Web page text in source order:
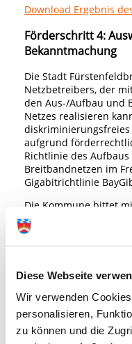
Diese Webseite
Wir verwenden
personalisieren,
zu können und die
Download Ergebnis
Förderschritt 4:
Bekanntmachung
Die Stadt
Netzbetreibers, der
den Aus-/Aufbau und
Netzes realisieren
diskriminierungsfreies
aufgrund
Richtlinie des
Breitbandnetzen im
Gigabitrichtlinie
Die Kommune bittet
Bekanntmachung
Angebote
spätestens
einzureichen.
19.01.2023 – 11:00
Download
Download Karte